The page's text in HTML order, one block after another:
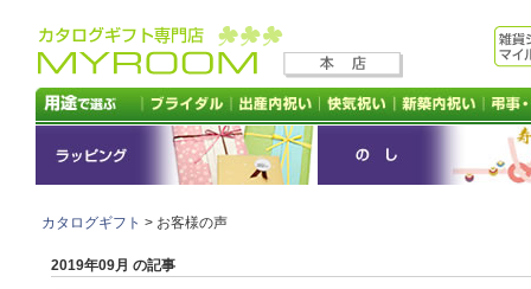
カタログギフト > お客様の声
2019年09月 の記事